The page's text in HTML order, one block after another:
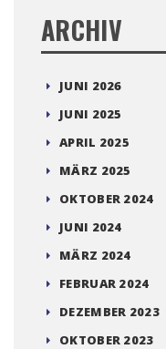
ARCHIV
JUNI 2026
JUNI 2025
APRIL 2025
MÄRZ 2025
OKTOBER 2024
JUNI 2024
MÄRZ 2024
FEBRUAR 2024
DEZEMBER 2023
OKTOBER 2023